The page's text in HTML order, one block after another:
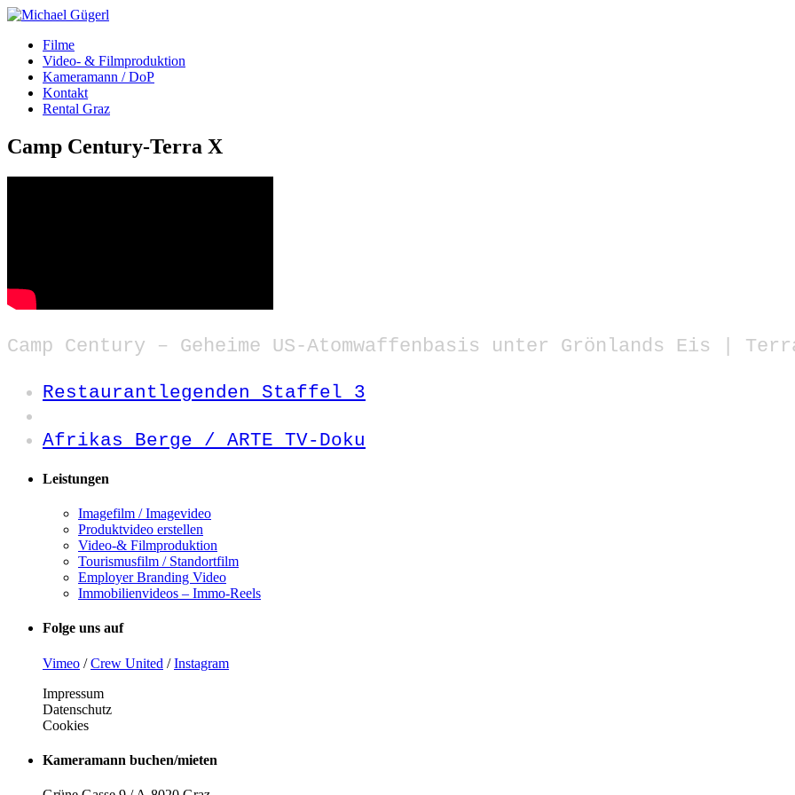
Filme
Video- & Filmproduktion
Kameramann / DoP
Kontakt
Rental Graz
Camp Century-Terra X
Camp Century – Geheime US-Atomwaffenbasis unter Grönlands Eis |
Restaurantlegenden Staffel 3
Afrikas Berge / ARTE TV-Doku
Leistungen
Imagefilm / Imagevideo
Produktvideo erstellen
Video-& Filmproduktion
Tourismusfilm / Standortfilm
Employer Branding Video
Immobilienvideos – Immo-Reels
Folge uns auf
Vimeo /Crew United /Instagram
Impressum
Datenschutz
Cookies
Kameramann buchen/mieten